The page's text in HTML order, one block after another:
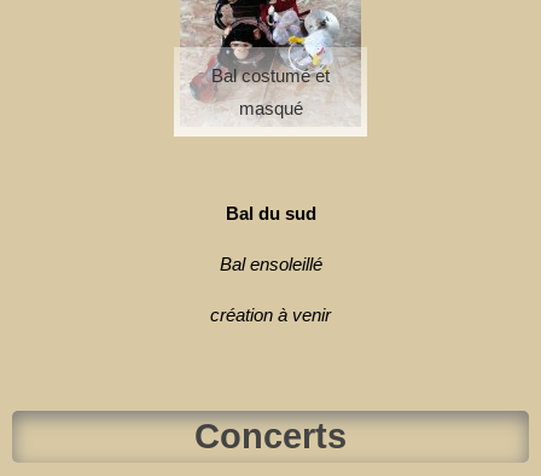
Bal costumé et
masqué
Bal du sud
Bal ensoleillé
création à venir
Concerts